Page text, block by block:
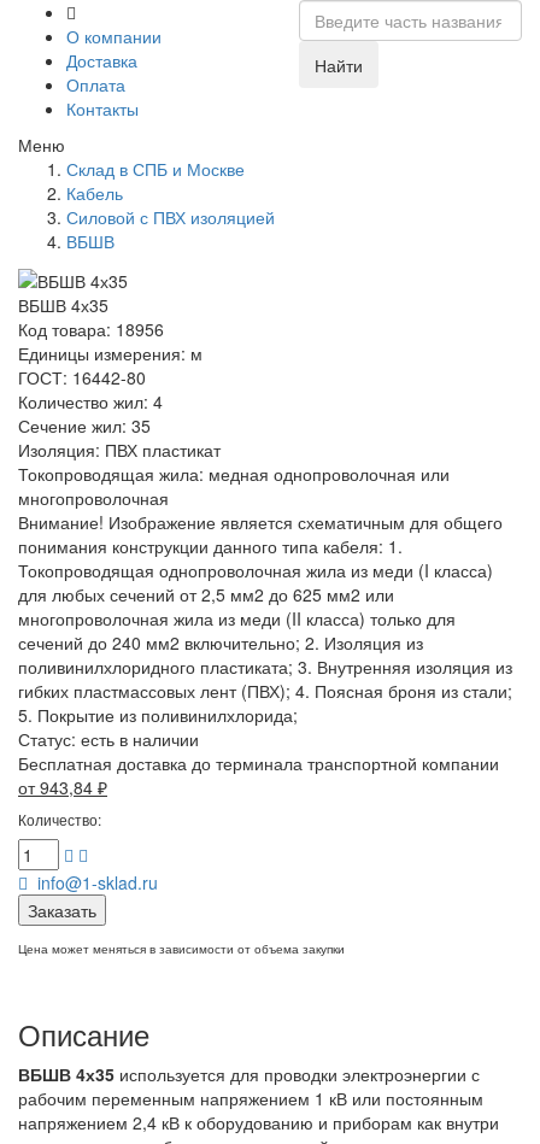
О компании
Доставка
Оплата
Контакты
Найти
Меню
Склад в СПБ и Москве
Кабель
Силовой с ПВХ изоляцией
ВБШВ
ВБШВ 4х35
Код товара: 18956
Единицы измерения: м
ГОСТ: 16442-80
Количество жил: 4
Сечение жил: 35
Изоляция: ПВХ пластикат
Токопроводящая жила: медная однопроволочная или
многопроволочная
Внимание! Изображение является схематичным для общего
понимания конструкции данного типа кабеля: 1.
Токопроводящая однопроволочная жила из меди (I класса)
для любых сечений от 2,5 мм2 до 625 мм2 или
многопроволочная жила из меди (II класса) только для
сечений до 240 мм2 включительно; 2. Изоляция из
поливинилхлоридного пластиката; 3. Внутренняя изоляция из
гибких пластмассовых лент (ПВХ); 4. Поясная броня из стали;
5. Покрытие из поливинилхлорида;
Статус: есть в наличии
Бесплатная доставка до терминала транспортной компании
от 943,84 ₽
Количество:
info@1-sklad.ru
Заказать
Цена может меняться в зависимости от объема закупки
Описание
ВБШВ 4х35 используется для проводки электроэнергии с
рабочим переменным напряжением 1 кВ или постоянным
напряжением 2,4 кВ к оборудованию и приборам как внутри